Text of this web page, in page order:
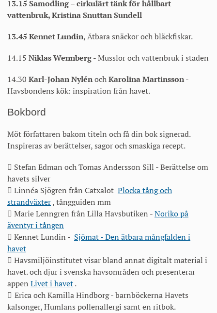
13.15 Samodling – cirkulärt tänk för hållbart
vattenbruk, Kristina Snuttan Sundell
13.45 Kennet Lundin, Ätbara snäckor och bläckfiskar.
14.15 Niklas Wennberg- Musslor och vattenbruk i staden
14.30 Karl-Johan NylénochKarolina Martinsson-
Havsbondens kök: inspiration från havet.
Bokbord
Möt författaren bakom titeln och få din bok signerad.
Inspireras av berättelser, sagor och smaskiga recept.
 Stefan Edman och Tomas Andersson Sill - Berättelse om
havets silver
 Linnéa Sjögren från Catxalot Plocka tång och
strandväxter, tångguiden mm
 Marie Lenngren från Lilla Havsbutiken -Noriko på
äventyr i tången
 Kennet Lundin - Sjömat - Den ätbara mångfalden i
havet
 Havsmiljöinstitutetvisarbland annat digitalt material i
havet.och djur i svenska havsområden och presenterar
appen Livet i havet.
 Erica och Kamilla Hindborg - barnböckerna Havets
kalsonger, Humlans pollenallergi samt en ritbok.